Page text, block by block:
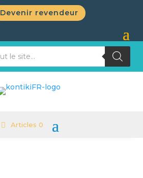
Devenir revendeur
Articles 0